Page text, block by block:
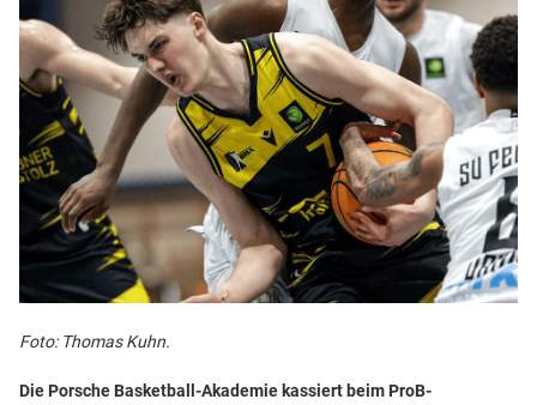
Foto: Thomas Kuhn.
Die Porsche Basketball-Akademie kassiert beim ProB-